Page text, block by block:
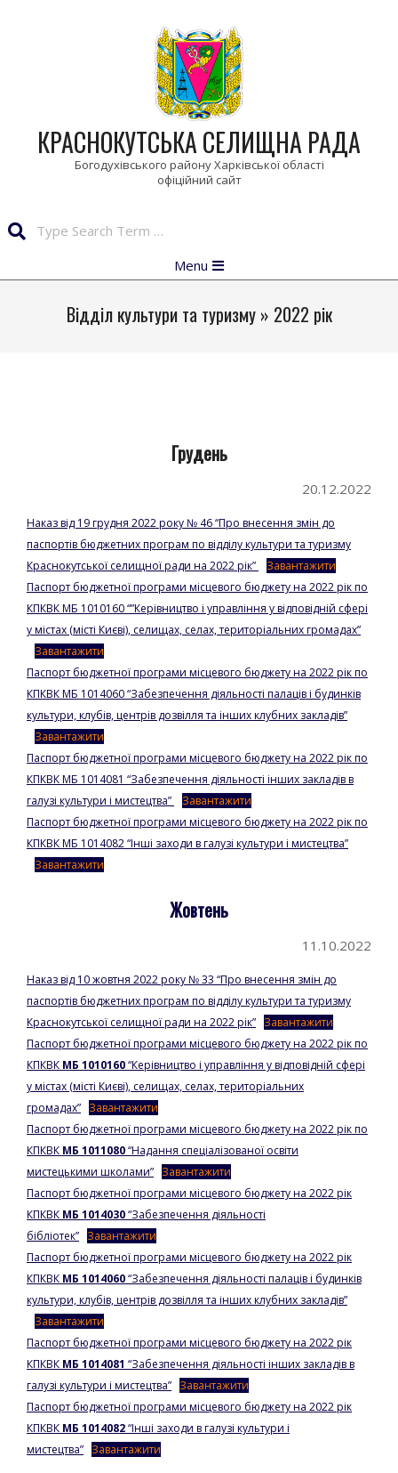
КРАСНОКУТСЬКА СЕЛИЩНА РАДА
Богодухівського району Харківської області
Navigation
Menu
Відділ культури та туризму » 2022 рік
Грудень
20.12.2022
Наказ від 19 грудня 2022 року № 46 “Про внесення змін до
паспортів бюджетних програм по відділу культури та туризму
Краснокутської селищної ради на 2022 рік”
Завантажити
Паспорт бюджетної програми місцевого бюджету на 2022 рік по
КПКВК МБ 1010160 “”Керівництво і управління у відповідній сфері
у містах (місті Києві), селищах, селах, територіальних громадах”
Завантажити
Паспорт бюджетної програми місцевого бюджету на 2022 рік по
КПКВК МБ 1014060 “Забезпечення діяльності палаців і будинків
культури, клубів, центрів дозвілля та інших клубних закладів”
Завантажити
Паспорт бюджетної програми місцевого бюджету на 2022 рік по
КПКВК МБ 1014081 “Забезпечення діяльності інших закладів в
галузі культури і мистецтва”
Завантажити
Паспорт бюджетної програми місцевого бюджету на 2022 рік по
КПКВК МБ 1014082 “Інші заходи в галузі культури і мистецтва”
Завантажити
Жовтень
11.10.2022
Наказ від 10 жовтня 2022 року № 33 “Про внесення змін до
паспортів бюджетних програм по відділу культури та туризму
Краснокутської селищної ради на 2022 рік” Завантажити
Паспорт бюджетної програми місцевого бюджету на 2022 рік по
КПКВК МБ 1010160“Керівництво і управління у відповідній сфері
у містах (місті Києві), селищах, селах, територіальних
громадах” Завантажити
Паспорт бюджетної програми місцевого бюджету на 2022 рік по
КПКВК МБ 1011080“Надання спеціалізованої освіти
мистецькими школами” Завантажити
Паспорт бюджетної програми місцевого бюджету на 2022 рік
КПКВК МБ 1014030“Забезпечення діяльності
бібліотек” Завантажити
Паспорт бюджетної програми місцевого бюджету на 2022 рік
КПКВК МБ 1014060“Забезпечення діяльності палаців і будинків
культури, клубів, центрів дозвілля та інших клубних закладів”
Завантажити
Паспорт бюджетної програми місцевого бюджету на 2022 рік
КПКВК МБ 1014081 “Забезпечення діяльності інших закладів в
галузі культури і мистецтва” Завантажити
Паспорт бюджетної програми місцевого бюджету на 2022 рік
КПКВК МБ 1014082“Інші заходи в галузі культури і
мистецтва” Завантажити